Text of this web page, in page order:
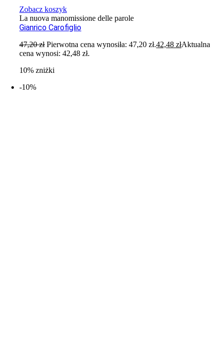
Zobacz koszyk
La nuova manomissione delle parole
Gianrico Carofiglio
47,20zł Pierwotna cena wynosiła: 47,20 zł.42,48złAktualna
cena wynosi: 42,48 zł.
10% zniżki
-10%